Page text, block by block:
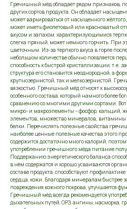
Гречишный мёд обладает рядом признаков,
других сортов продукта. Он обладает
может варьироваться от насыщенного
может иметь фиолетовый или красноватый
вкусом и запахом, характеризующимися
слегка пряный, может немного горчить. При
цветочным. Из-за терпкого вкуса в горле
небольшом количестве обычно появляется
способность к быстрой кристаллизации, т.е.
структура его становится неоднородной, а
крупнозернистой, так и мелкозернистой.
вязкостью. Гречишный мёд относят к
особенного состава, который намного более
сравнению со многими другими сортами. Вот
микро- и макроэлементы – фосфор, кальций,
элементов; множество минералов; витамины
белки. Перечислять полезные свойства
наиболее ценные полезные качества этого
содержится достаточно много калорий,
употреблении гречишного мёда питание
Поддержанию энергетического баланса
в нём содержатся и хорошо усваиваются
составе продукта, способствуют
сердца, кожи. Благодаря минералам
повреждения кожного покрова, улучшается
Гречишный мёд всегда рекомендуется
дыхательных путей, ОРЗ, ангины, насморка,